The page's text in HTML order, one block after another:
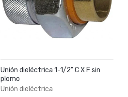
Unión dieléctrica 1-1/2" C X F sin
plomo
Unión dieléctrica